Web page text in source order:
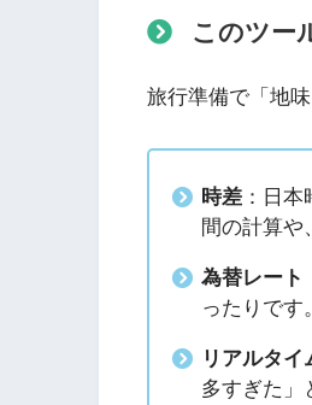
このツー
旅行準備で「地
時差：日本
間の計算や
為替レート
ったりです。
リアルタイ
多すぎた」